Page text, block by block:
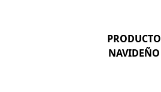
PRODUCTO
NAVIDEÑO